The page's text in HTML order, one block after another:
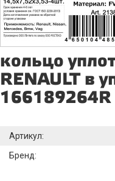
кольцо
RENAULT в
166189264R
Артикул:
Бренд: